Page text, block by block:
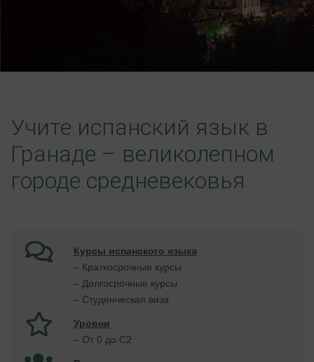
Учите испанский язык в
Гранаде – великолепном
городе средневековья
Курсы испанского языка
– Краткосрочные курсы
– Долгосрочные курсы
– Студенческая виза
Уровни
– От 0 до С2